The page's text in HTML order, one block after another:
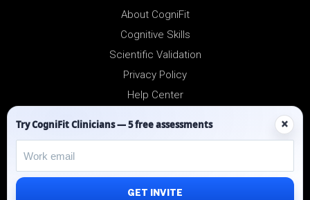
About CogniFit
Cognitive Skills
Scientific Validation
Privacy Policy
Help Center
Try CogniFit Clinicians — 5 free assessments ×
GET INVITE